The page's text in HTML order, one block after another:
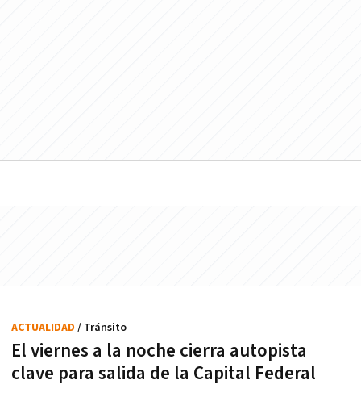
El viernes a la noche cierra autopista
clave para salida de la Capital Federal
ACTUALIDAD / Tránsito